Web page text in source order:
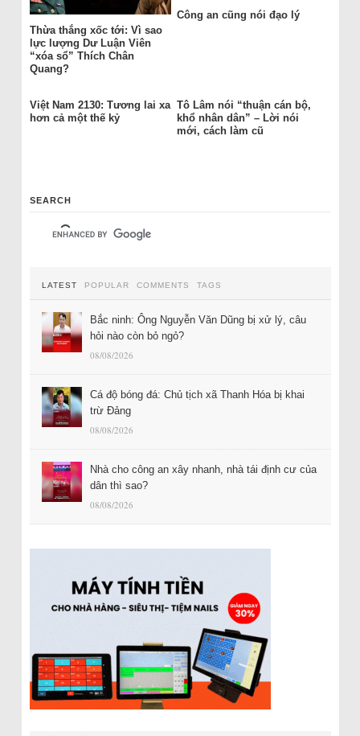
Thừa thắng xốc tới: Vì sao
lực lượng Dư Luận Viên
“xóa sổ” Thích Chân
Quang?
Công an cũng nói đạo lý
Việt Nam 2130: Tương lai xa
hơn cả một thế kỷ
Tô Lâm nói “thuận cán bộ,
khổ nhân dân” – Lời nói
mới, cách làm cũ
SEARCH
LATEST POPULAR COMMENTS TAGS
Bắc ninh: Ông Nguyễn Văn Dũng bị xử lý, câu
hỏi nào còn bỏ ngỏ?
08/08/2026
Cá độ bóng đá: Chủ tịch xã Thanh Hóa bị khai
trừ Đảng
08/08/2026
Nhà cho công an xây nhanh, nhà tái định cư của
dân thì sao?
08/08/2026